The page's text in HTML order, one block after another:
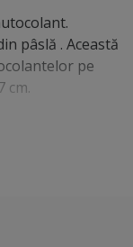
pâslă . Această
pe
cm.